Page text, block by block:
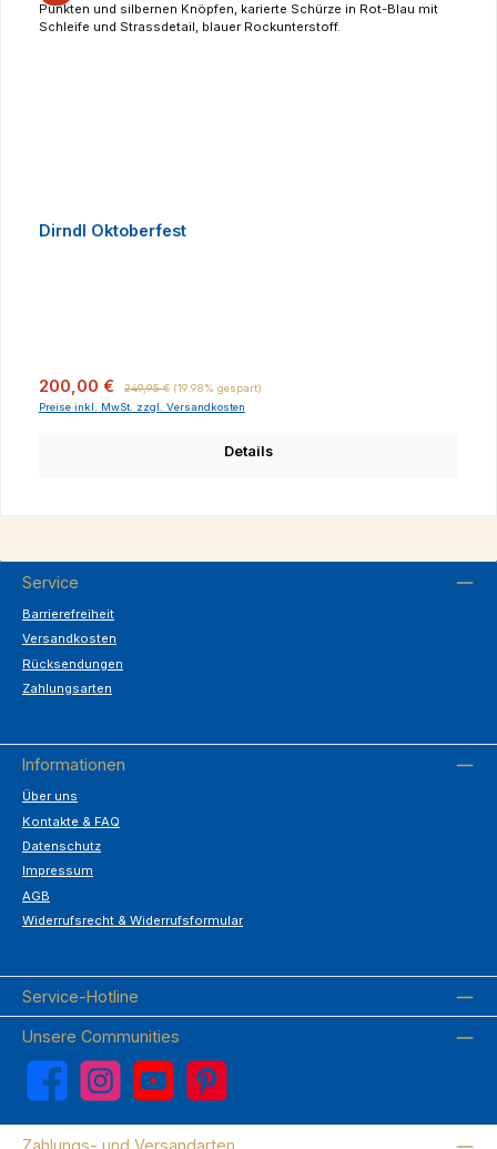
Dirndl Oktoberfest
Verkaufspreis:
200,00 € 249,95 € (19.98% gespart)
Preise inkl. MwSt. zzgl. Versandkosten
Details
Service
Barrierefreiheit
Versandkosten
Rücksendungen
Zahlungsarten
Informationen
Über uns
Kontakte & FAQ
Datenschutz
Impressum
AGB
Widerrufsrecht & Widerrufsformular
Service-Hotline
Unsere Communities
Facebook Instagram YouTube Pinterest